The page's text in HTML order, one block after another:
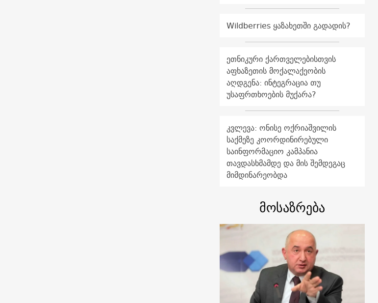
Wildberries ყაზახეთში გადადის?
ეთნიკური ქართველებისთვის
აფხაზეთის მოქალაქეობის
აღდგენა: ინტეგრაცია თუ
უსაფრთხოების მუქარა?
კვლევა: ონისე ოქრიაშვილის
საქმეზე კოორდინირებული
საინფორმაციო კამპანია
თავდასხმამდე და მის შემდეგაც
მიმდინარეობდა
მოსაზრება